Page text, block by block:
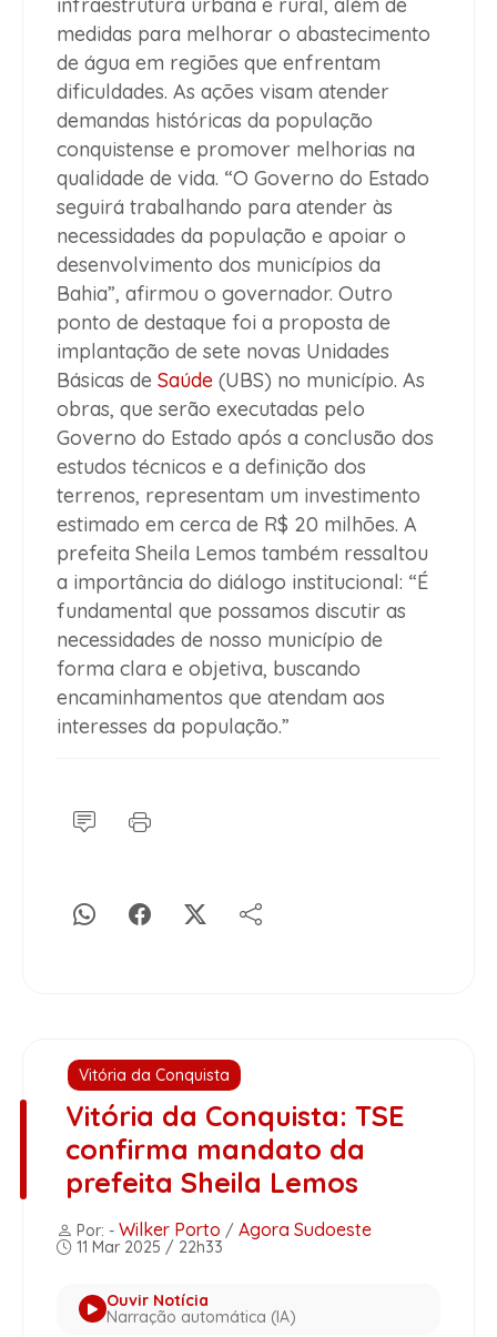
medidas para melhorar o abastecimento
de água em regiões que enfrentam
dificuldades. As ações visam atender
demandas históricas da população
conquistense e promover melhorias na
qualidade de vida. “O Governo do Estado
seguirá trabalhando para atender às
necessidades da população e apoiar o
desenvolvimento dos municípios da
Bahia”, afirmou o governador. Outro
ponto de destaque foi a proposta de
implantação de sete novas Unidades
Básicas de Saúde (UBS) no município. As
obras, que serão executadas pelo
Governo do Estado após a conclusão dos
estudos técnicos e a definição dos
terrenos, representam um investimento
estimado em cerca de R$ 20 milhões. A
prefeita Sheila Lemos também ressaltou
a importância do diálogo institucional: “É
fundamental que possamos discutir as
necessidades de nosso município de
forma clara e objetiva, buscando
encaminhamentos que atendam aos
interesses da população.”
Vitória da Conquista
Vitória da Conquista: TSE
confirma mandato da
prefeita Sheila Lemos
Por: - Wilker Porto / Agora Sudoeste
11 Mar 2025 / 22h33
Ouvir Notícia
Narração automática (IA)